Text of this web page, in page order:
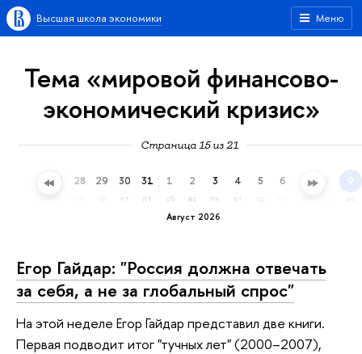
Меню
Высшая школа экономики
Тема «мировой финансово-
экономический кризис»
Страница 15 из 21
27 28 29 30
чт
31
пт
Август 2026
1
сб
2
вс
3
пн
4
вт
5 6 7 9
вс
Егор Гайдар: "Россия должна отвечать
за себя, а не за глобальный спрос"
На этой неделе Егор Гайдар представил две книги.
Первая подводит итог "тучных лет" (2000–2007),